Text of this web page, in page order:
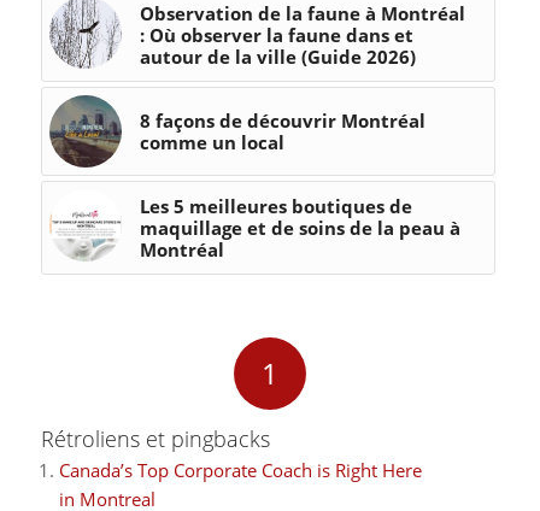
Observation de la faune à Montréal
: Où observer la faune dans et
autour de la ville (Guide 2026)
8 façons de découvrir Montréal
comme un local
Les 5 meilleures boutiques de
maquillage et de soins de la peau à
Montréal
1
Rétroliens et pingbacks
Canada’s Top Corporate Coach is Right Here
in Montreal